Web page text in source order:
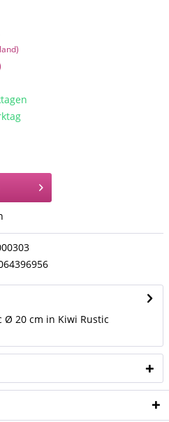
Ø 20 cm in Kiwi Rustic